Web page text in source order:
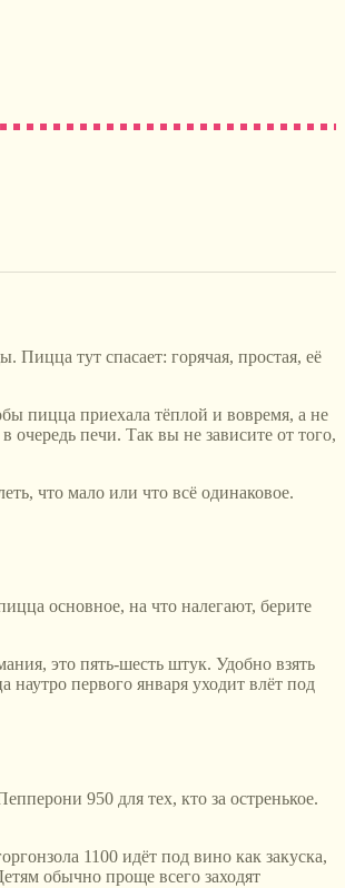
тут спасает: горячая, простая, её
пицца приехала тёплой и вовремя, а не
очередь печи. Так вы не зависите от того,
что мало или что всё одинаковое.
основное, на что налегают, берите
это пять-шесть штук. Удобно взять
первого января уходит влёт под
950 для тех, кто за остренькое.
1100 идёт под вино как закуска,
обычно проще всего заходят